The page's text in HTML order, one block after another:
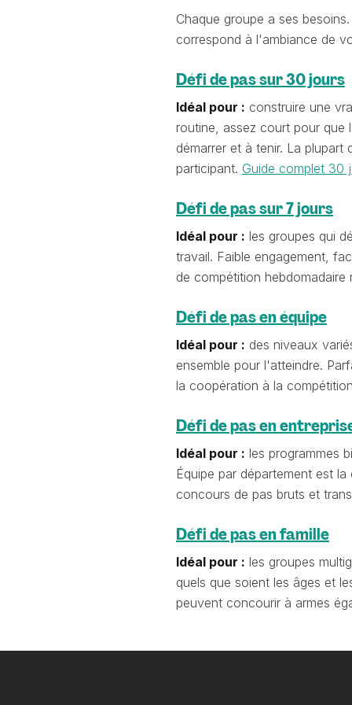
Chaque groupe a ses
correspond à l'ambiance de
Défi de pas sur 30 jours
Idéal pour : construire une
routine, assez court pour que
démarrer et à tenir. La
participant. Guide complet
Défi de pas sur 7 jours
Idéal pour : les groupes qui
travail. Faible engagement,
de compétition
Défi de pas en équipe
Idéal pour : des niveaux
ensemble pour l'atteindre.
la coopération à la
Défi de pas en
Idéal pour : les programmes
Équipe par département est
concours de pas bruts et
Défi de pas en famille
Idéal pour : les groupes
quels que soient les âges et
peuvent concourir à armes